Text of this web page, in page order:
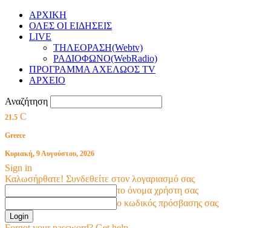
ΑΡΧΙΚΗ
ΟΛΕΣ ΟΙ ΕΙΔΗΣΕΙΣ
LIVE
ΤΗΛΕΟΡΑΣΗ(Webtv)
ΡΑΔΙΟΦΩΝΟ(WebRadio)
ΠΡΟΓΡΑΜΜΑ ΑΧΕΛΩΟΣ TV
ΑΡΧΕΙΟ
Αναζήτηση
21.5 C
Greece
Κυριακή, 9 Αυγούστου, 2026
Sign in
Καλωσήρθατε! Συνδεθείτε στον λογαριασμό σας
το όνομα χρήστη σας
ο κωδικός πρόσβασης σας